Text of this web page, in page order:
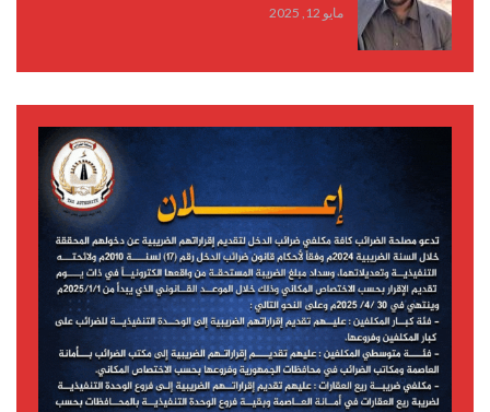
مايو 12, 2025